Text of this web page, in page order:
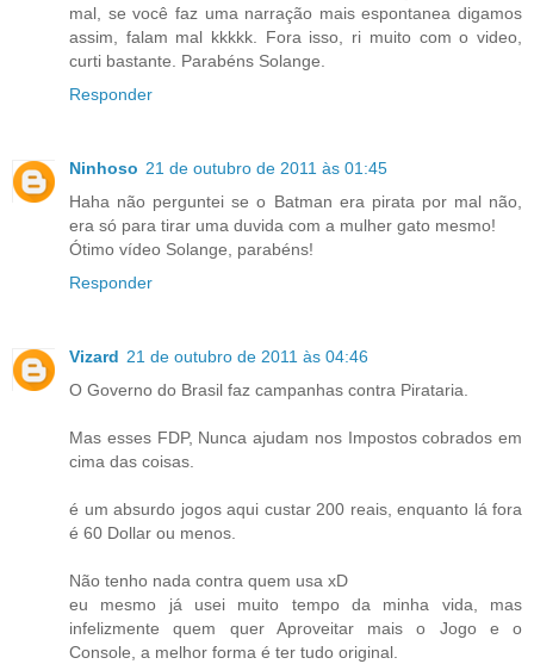
mal, se você faz uma narração mais espontanea digamos
assim, falam mal kkkkk. Fora isso, ri muito com o video,
curti bastante. Parabéns Solange.
Responder
Ninhoso 21 de outubro de 2011 às 01:45
Haha não perguntei se o Batman era pirata por mal não,
era só para tirar uma duvida com a mulher gato mesmo!
Ótimo vídeo Solange, parabéns!
Responder
Vizard 21 de outubro de 2011 às 04:46
O Governo do Brasil faz campanhas contra Pirataria.
Mas esses FDP, Nunca ajudam nos Impostos cobrados em
cima das coisas.
é um absurdo jogos aqui custar 200 reais, enquanto lá fora
é 60 Dollar ou menos.
Não tenho nada contra quem usa xD
eu mesmo já usei muito tempo da minha vida, mas
infelizmente quem quer Aproveitar mais o Jogo e o
Console, a melhor forma é ter tudo original.